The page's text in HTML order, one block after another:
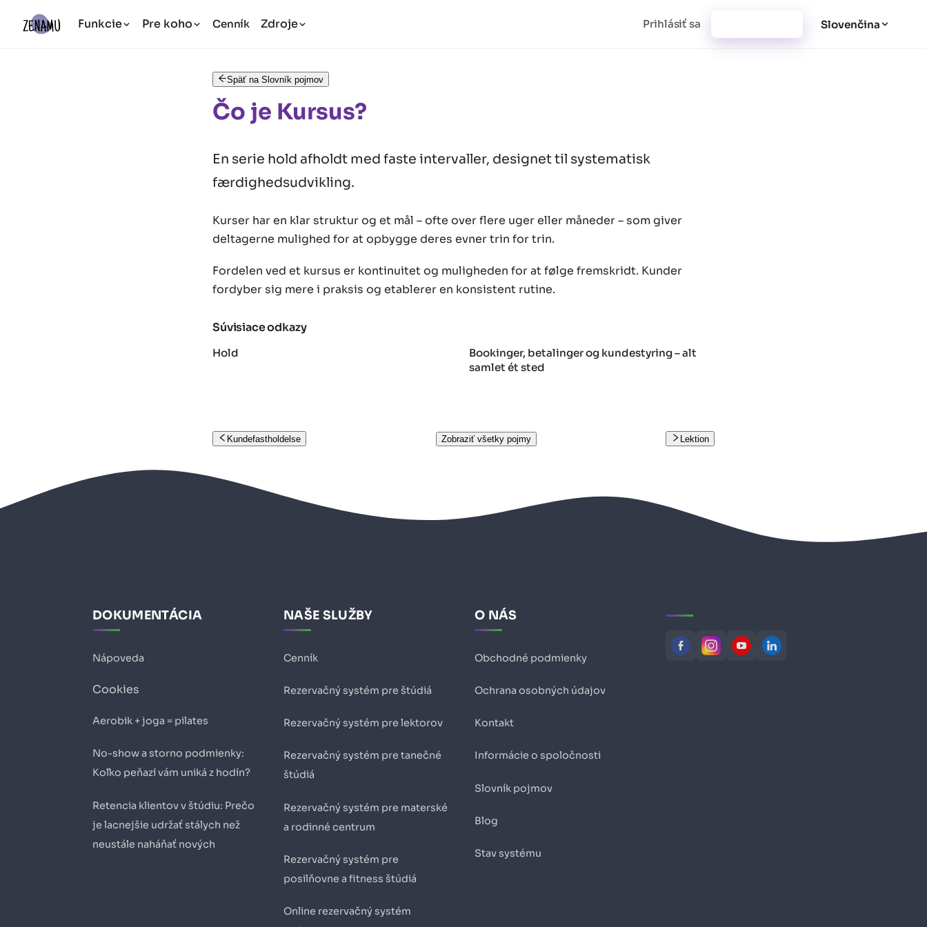
Funkcie Pre koho Cenník Zdroje Prihlásiť sa Slovenčina
Späť na Slovník pojmov
Čo je Kursus?
En serie hold afholdt med faste intervaller, designet til systematisk
færdighedsudvikling.
Kurser har en klar struktur og et mål – ofte over flere uger eller måneder – som giver
deltagerne mulighed for at opbygge deres evner trin for trin.
Fordelen ved et kursus er kontinuitet og muligheden for at følge fremskridt. Kunder
fordyber sig mere i praksis og etablerer en konsistent rutine.
Súvisiace odkazy
Hold
Bookinger, betalinger og kundestyring – alt
samlet ét sted
Kundefastholdelse Zobraziť všetky pojmy Lektion
DOKUMENTÁCIA
Nápoveda
Cookies
Aerobik + joga = pilates
No-show a storno podmienky:
Koľko peňazí vám uniká z hodín?
Retencia klientov v štúdiu: Prečo
je lacnejšie udržať stálych než
neustále naháňať nových
NAŠE SLUŽBY
Cenník
Rezervačný systém pre štúdiá
Rezervačný systém pre lektorov
Rezervačný systém pre tanečné
štúdiá
Rezervačný systém pre materské
a rodinné centrum
Rezervačný systém pre
posilňovne a fitness štúdiá
Online rezervačný systém
O NÁS
Obchodné podmienky
Ochrana osobných údajov
Kontakt
Informácie o spoločnosti
Slovník pojmov
Blog
Stav systému